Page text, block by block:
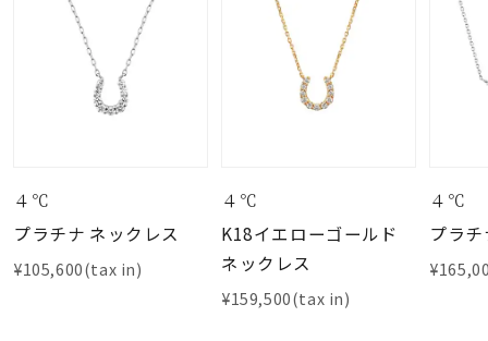
４℃
プラチナ ネックレス
¥105,600(tax in)
４℃
K18イエローゴールド
ネックレス
¥159,500(tax in)
４℃
プラ